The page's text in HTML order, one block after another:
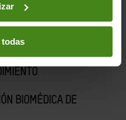
todas
BIOMÉDICA DE